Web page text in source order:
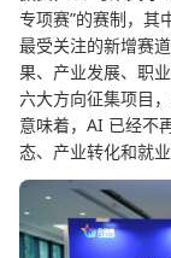
专项赛”的赛制，其
最受关注的新增赛
果、产业发展、职
六大方向征集项目
意味着，AI 已经不
态、产业转化和就